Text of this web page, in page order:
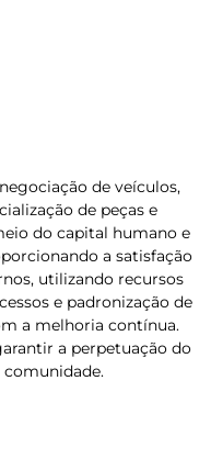
de veículos,
de peças e
do capital humano e
a satisfação
utilizando recursos
e padronização de
a melhoria contínua.
a perpetuação do
comunidade.